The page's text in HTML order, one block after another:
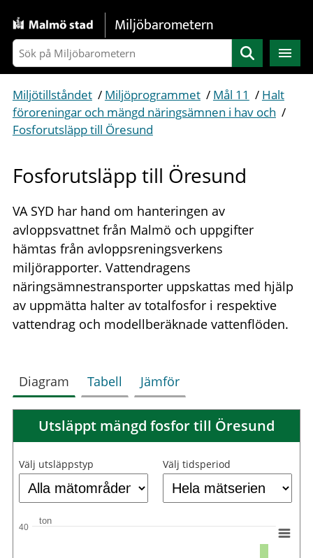
Gå direkt till sidans innehåll
Miljöbarometern
Sök
Miljötillståndet / Miljöprogrammet / Mål 11 / Halt
föroreningar och mängd näringsämnen i hav och /
Fosforutsläpp till Öresund
Fosforutsläpp till Öresund
VA SYD har hand om hanteringen av
avloppsvattnet från Malmö och uppgifter
hämtas från avloppsreningsverkens
miljörapporter. Vattendragens
näringsämnestransporter uppskattas med hjälp
av uppmätta halter av totalfosfor i respektive
vattendrag och modellberäknade vattenflöden.
Diagram Tabell Jämför
Utsläppt mängd fosfor till Öresund
Välj utsläppstyp Välj tidsperiod
ton
40